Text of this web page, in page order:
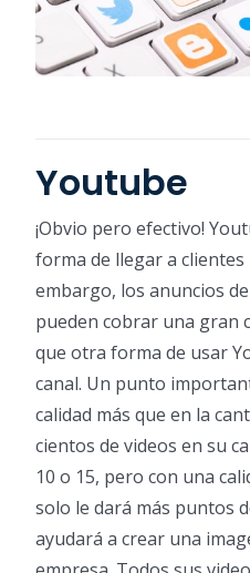
Youtube
¡Obvio pero efectivo!
forma de llegar a
embargo, los anuncios
pueden cobrar una gran
que otra forma de usar
canal. Un punto
calidad más que en la
cientos de videos en su
10 o 15, pero con una
solo le dará más puntos
ayudará a crear una